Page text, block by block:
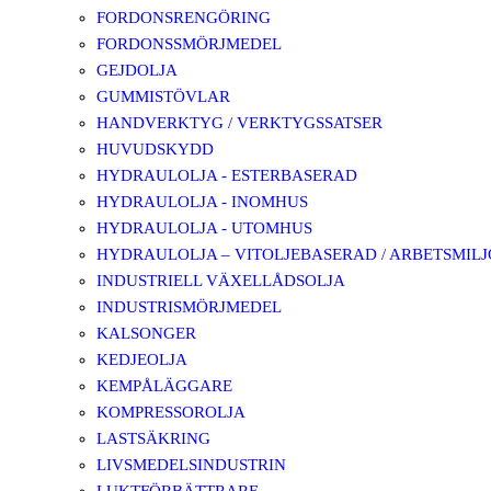
FORDONSRENGÖRING
FORDONSSMÖRJMEDEL
GEJDOLJA
GUMMISTÖVLAR
HANDVERKTYG / VERKTYGSSATSER
HUVUDSKYDD
HYDRAULOLJA - ESTERBASERAD
HYDRAULOLJA - INOMHUS
HYDRAULOLJA - UTOMHUS
HYDRAULOLJA – VITOLJEBASERAD /
INDUSTRIELL VÄXELLÅDSOLJA
INDUSTRISMÖRJMEDEL
KALSONGER
KEDJEOLJA
KEMPÅLÄGGARE
KOMPRESSOROLJA
LASTSÄKRING
LIVSMEDELSINDUSTRIN